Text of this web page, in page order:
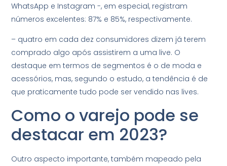
WhatsApp e Instagram -, em especial, registram
números excelentes: 87% e 85%, respectivamente.
– quatro em cada dez consumidores dizem já terem
comprado algo após assistirem a uma live. O
destaque em termos de segmentos é o de moda e
acessórios, mas, segundo o estudo, a tendência é de
que praticamente tudo pode ser vendido nas lives.
Como o varejo pode se
destacar em 2023?
Outro aspecto importante, também mapeado pela